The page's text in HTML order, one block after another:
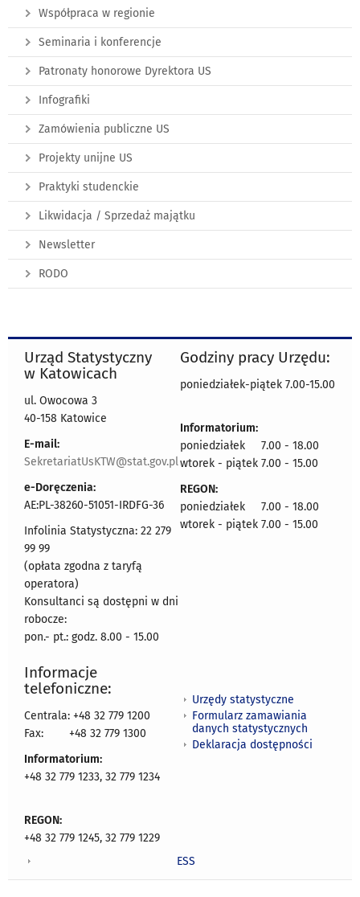
Współpraca w regionie
Seminaria i konferencje
Patronaty honorowe Dyrektora US
Infografiki
Zamówienia publiczne US
Projekty unijne US
Praktyki studenckie
Likwidacja / Sprzedaż majątku
Newsletter
RODO
Urząd Statystyczny
w Katowicach
ul. Owocowa 3
40-158 Katowice
E-mail:
SekretariatUsKTW@stat.gov.pl
e-Doręczenia:
AE:PL-38260-51051-IRDFG-36
Infolinia Statystyczna: 22 279
99 99
(opłata zgodna z taryfą
operatora)
Konsultanci są dostępni w dni
robocze:
pon.- pt.: godz. 8.00 - 15.00
Godziny pracy Urzędu:
poniedziałek-piątek 7.00-15.00
Informatorium:
poniedziałek 7.00 - 18.00
wtorek - piątek 7.00 - 15.00
REGON:
poniedziałek 7.00 - 18.00
wtorek - piątek 7.00 - 15.00
Informacje
telefoniczne:
Centrala: +48 32 779 1200
Fax:
+48 32 779 1300
Informatorium:
+48 32 779 1233, 32 779 1234
REGON:
+48 32 779 1245, 32 779 1229
Urzędy statystyczne
Formularz zamawiania
danych statystycznych
Deklaracja dostępności
ESS